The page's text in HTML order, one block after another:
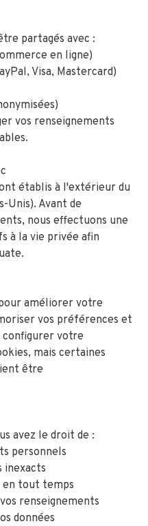
partagés avec :
en ligne)
Visa, Mastercard)
vos renseignements
établis à l'extérieur du
Unis). Avant de
nous effectuons une
à la vie privée afin
améliorer votre
vos préférences et
configurer votre
mais certaines
être
avez le droit de :
personnels
inexacts
tout temps
renseignements
données